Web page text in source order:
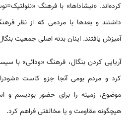
داشتند و بعد‌ها با مردمی‌ که از نظر
آمیزش یافتند. اینان بدنه اصلی جمعیت
آریایی کردن بنگال، فرهنگ «ودائی» با
موضوع، زمینه را برای حضور بودیسم و
هیچگونه مقاومت و یا مخالفتی فراهم کرد.